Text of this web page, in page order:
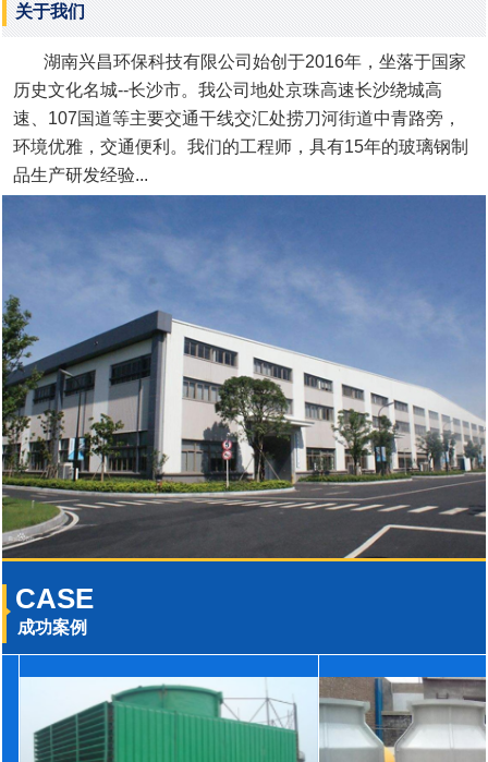
关于我们
湖南兴昌环保科技有限公司始创于2016年，坐落于国家
历史文化名城--长沙市。我公司地处京珠高速长沙绕城高
速、107国道等主要交通干线交汇处捞刀河街道中青路旁，
环境优雅，交通便利。我们的工程师，具有15年的玻璃钢制
品生产研发经验...
CASE
成功案例